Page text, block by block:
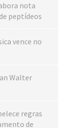
nota
peptídeos
vence no
Walter
regras
de